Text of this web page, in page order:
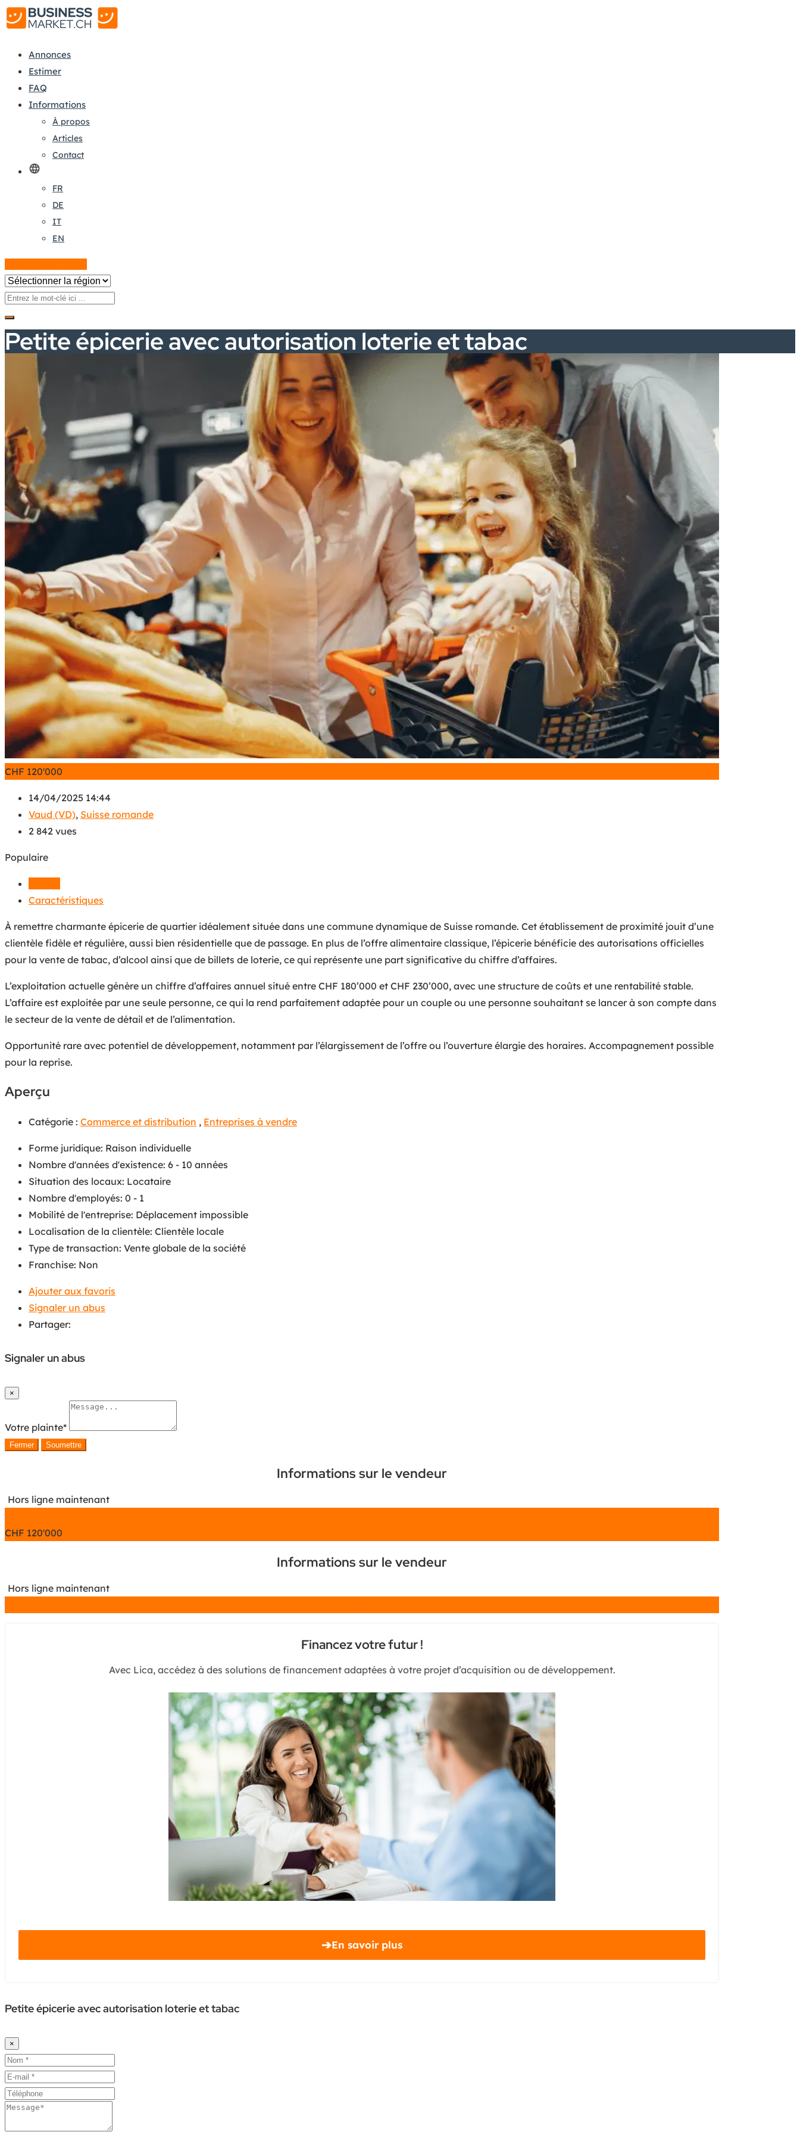
Annonces
Estimer
FAQ
Informations
À propos
Articles
Contact
FR
DE
IT
EN
Petite épicerie avec autorisation loterie et tabac
CHF 120'000
14/04/2025 14:44
Vaud (VD), Suisse romande
2 842 vues
Populaire
Caractéristiques
À remettre charmante épicerie de quartier idéalement située dans une commune dynamique de Suisse romande. Cet établissement de proximité jouit d’une
clientèle fidèle et régulière, aussi bien résidentielle que de passage. En plus de l’offre alimentaire classique, l’épicerie bénéficie des autorisations officielles
pour la vente de tabac, d’alcool ainsi que de billets de loterie, ce qui représente une part significative du chiffre d’affaires.
L’exploitation actuelle génère un chiffre d’affaires annuel situé entre CHF 180’000 et CHF 230’000, avec une structure de coûts et une rentabilité stable.
L’affaire est exploitée par une seule personne, ce qui la rend parfaitement adaptée pour un couple ou une personne souhaitant se lancer à son compte dans
le secteur de la vente de détail et de l’alimentation.
Opportunité rare avec potentiel de développement, notamment par l’élargissement de l’offre ou l’ouverture élargie des horaires. Accompagnement possible
pour la reprise.
Aperçu
Catégorie : Commerce et distribution , Entreprises à vendre
Forme juridique: Raison individuelle
Nombre d'années d'existence: 6 - 10 années
Situation des locaux: Locataire
Nombre d'employés: 0 - 1
Mobilité de l'entreprise: Déplacement impossible
Localisation de la clientèle: Clientèle locale
Type de transaction: Vente globale de la société
Franchise: Non
Ajouter aux favoris
Signaler un abus
Partager:
Signaler un abus
×
Votre plainte*
Fermer Soumettre
Informations sur le vendeur
Hors ligne maintenant
CHF 120'000
Informations sur le vendeur
Hors ligne maintenant
Financez votre futur !
Avec Lica, accédez à des solutions de financement adaptées à votre projet d’acquisition ou de développement.
➔En savoir plus
Petite épicerie avec autorisation loterie et tabac
×